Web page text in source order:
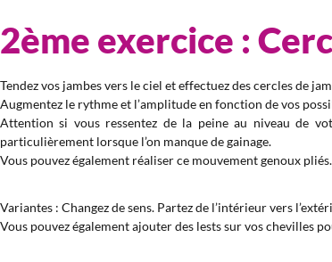
2ème exercice :
Tendez vos jambes vers le ciel et effectuez des cercles de
Augmentez le rythme et l’amplitude en fonction de vos
Attention si vous ressentez de la peine au niveau de
particulièrement lorsque l’on manque de gainage.
Vous pouvez également réaliser ce mouvement genoux pliés.
Variantes : Changez de sens. Partez de l’intérieur vers
Vous pouvez également ajouter des lests sur vos chevilles